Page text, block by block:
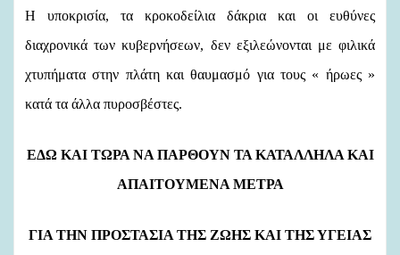
Η υποκρισία, τα κροκοδείλια δάκρια και οι ευθύνες
διαχρονικά των κυβερνήσεων, δεν εξιλεώνονται με φιλικά
χτυπήματα στην πλάτη και θαυμασμό για τους « ήρωες »
κατά τα άλλα πυροσβέστες.
ΕΔΩ ΚΑΙ ΤΩΡΑ ΝΑ ΠΑΡΘΟΥΝ ΤΑ ΚΑΤΑΛΛΗΛΑ ΚΑΙ
ΑΠΑΙΤΟΥΜΕΝΑ ΜΕΤΡΑ
ΓΙΑ ΤΗΝ ΠΡΟΣΤΑΣΙΑ ΤΗΣ ΖΩΗΣ ΚΑΙ ΤΗΣ ΥΓΕΙΑΣ